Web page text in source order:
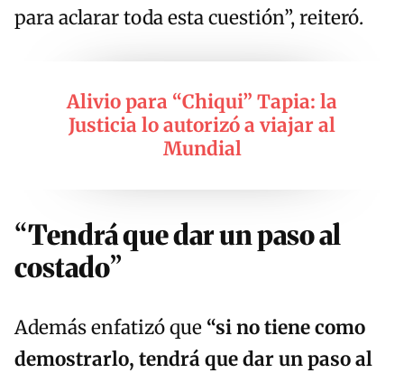
para aclarar toda esta cuestión”, reiteró.
Alivio para “Chiqui” Tapia: la
Justicia lo autorizó a viajar al
Mundial
“Tendrá que dar un paso al
costado”
Además enfatizó que “si no tiene como
demostrarlo, tendrá que dar un paso al